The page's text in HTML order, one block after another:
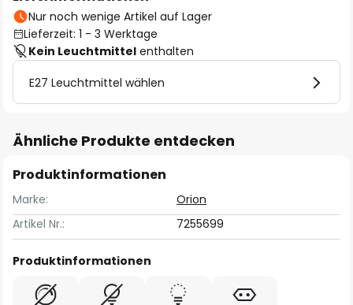
Nur noch wenige Artikel auf Lager
Lieferzeit: 1 - 3 Werktage
Kein Leuchtmittel enthalten
E27 Leuchtmittel wählen
Ähnliche Produkte entdecken
Produktinformationen
Marke:
Orion
Artikel Nr.:
7255699
Produktinformationen